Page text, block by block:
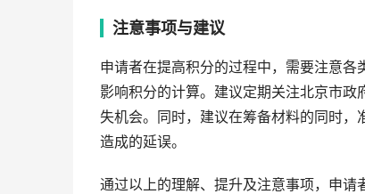
注意事项与建议
申请者在提高积分的过程中，需要注意
影响积分的计算。建议定期关注北京市
失机会。同时，建议在筹备材料的同时
造成的延误。
通过以上的理解、提升及注意事项，申